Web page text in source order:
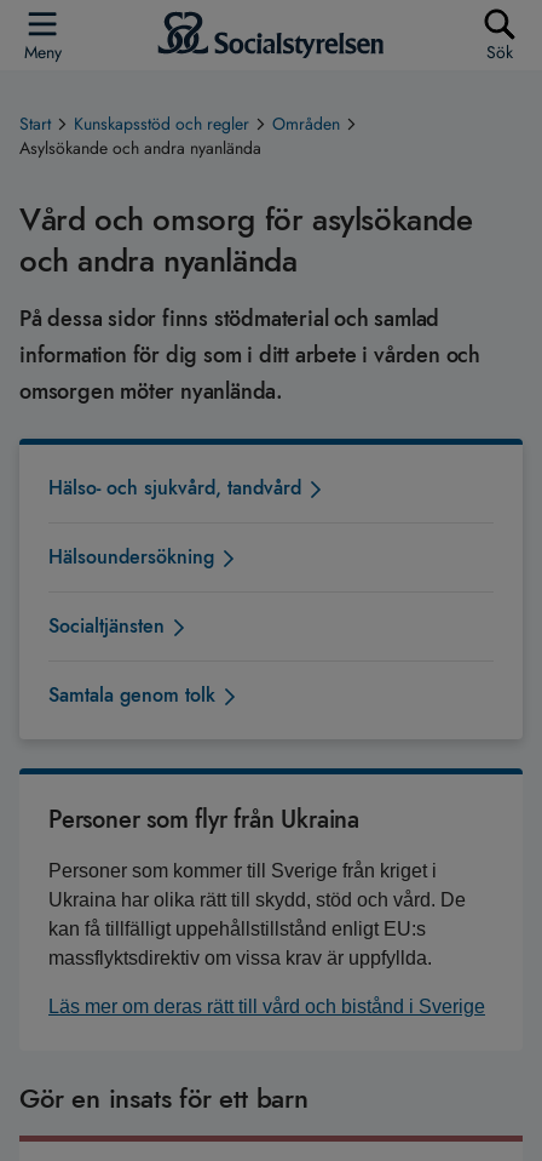
Meny Sök
Start Kunskapsstöd och regler
Områden
Asylsökande och andra nyanlända
Vård och omsorg för asylsökande
och andra nyanlända
På dessa sidor finns stödmaterial och samlad
information för dig som i ditt arbete i vården och
omsorgen möter nyanlända.
Hälso- och sjukvård, tandvård
Hälsoundersökning
Socialtjänsten
Samtala genom tolk
Personer som flyr från Ukraina
Personer som kommer till Sverige från kriget i
Ukraina har olika rätt till skydd, stöd och vård. De
kan få tillfälligt uppehållstillstånd enligt EU:s
massflyktsdirektiv om vissa krav är uppfyllda.
Läs mer om deras rätt till vård och bistånd i Sverige
Gör en insats för ett barn